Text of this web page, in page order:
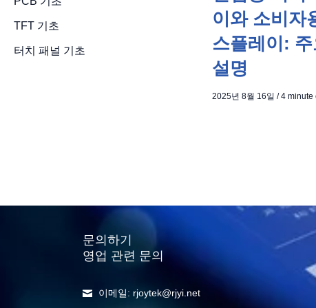
TFT 기초
터치 패널 기초
이와 소비자
스플레이:
설명
2025년 8월 16일 /4 minute
문의하기
영업 관련 문의
이메일: rjoytek@rjyi.net